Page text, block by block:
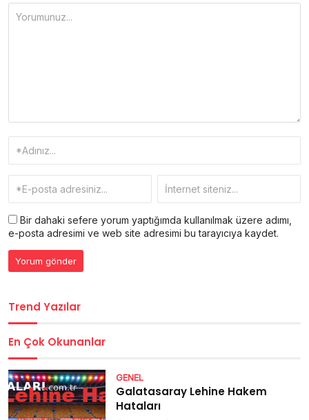
Bir dahaki sefere yorum yaptığımda kullanılmak üzere adımı,
e-posta adresimi ve web site adresimi bu tarayıcıya kaydet.
Trend Yazılar
En Çok Okunanlar
GENEL
Galatasaray Lehine Hakem
Hataları